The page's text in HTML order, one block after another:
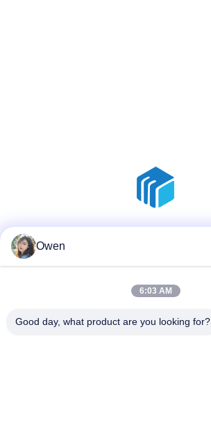
Owen
6:03 AM
Good day, what product are you looking for?